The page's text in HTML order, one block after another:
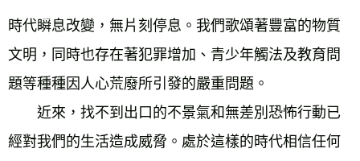
時代瞬息改變，無片刻停息。我們歌頌著豐富的物質
文明，同時也存在著犯罪增加、青少年觸法及教育問
題等種種因人心荒廢所引發的嚴重問題。
近來，找不到出口的不景氣和無差別恐怖行動已
經對我們的生活造成威脅。處於這樣的時代相信任何